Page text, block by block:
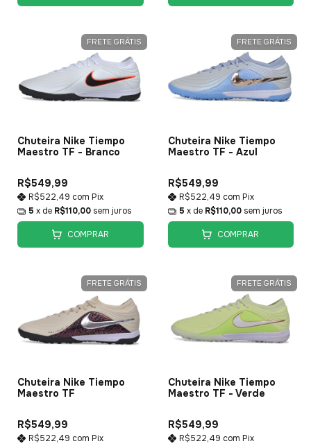
FRETE GRÁTIS
Chuteira Nike Tiempo
Maestro TF - Branco
R$549,99
R$522,49 com Pix
5 x de R$110,00 sem juros
COMPRAR
FRETE GRÁTIS
Chuteira Nike Tiempo
Maestro TF - Azul
R$549,99
R$522,49 com Pix
5 x de R$110,00 sem juros
COMPRAR
FRETE GRÁTIS
Chuteira Nike Tiempo
Maestro TF
R$549,99
R$522,49 com Pix
FRETE GRÁTIS
Chuteira Nike Tiempo
Maestro TF - Verde
R$549,99
R$522,49 com Pix